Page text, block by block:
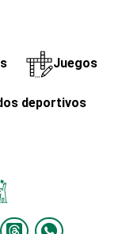
Juegos
deportivos